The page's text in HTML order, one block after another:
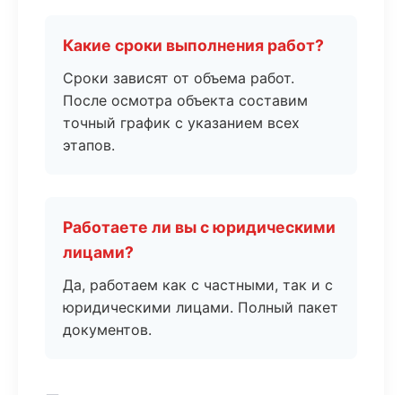
Какие сроки выполнения работ?
Сроки зависят от объема работ.
После осмотра объекта составим
точный график с указанием всех
этапов.
Работаете ли вы с юридическими
лицами?
Да, работаем как с частными, так и с
юридическими лицами. Полный пакет
документов.